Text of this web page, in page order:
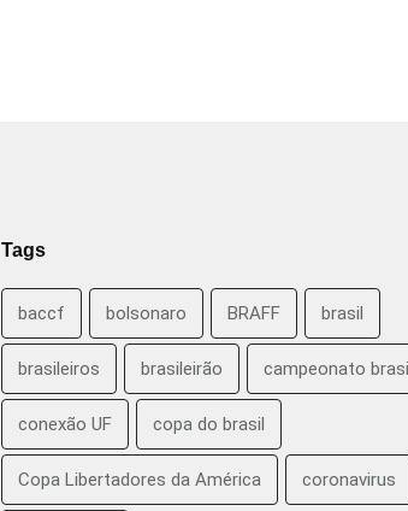
Tags
baccf bolsonaro BRAFF brasil
brasileiros brasileirão campeonato
conexão UF copa do brasil
Copa Libertadores da América coronavirus